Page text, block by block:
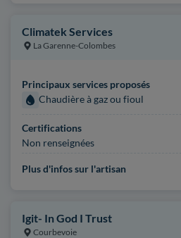
Climatek Services
La Garenne-Colombes
Principaux services proposés
Chaudière à gaz ou fioul
Certifications
Non renseignées
Plus d'infos sur l'artisan
Igit- In God I Trust
Courbevoie